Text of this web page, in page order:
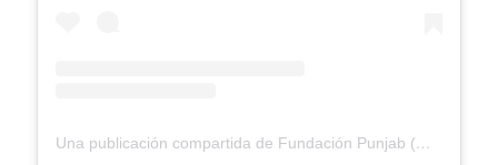
Una publicación compartida de Fundación Punjab (@fundacionpunjab)